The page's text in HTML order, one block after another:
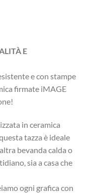
E
e con stampe
firmate iMAGE
in ceramica
tazza è ideale
bevanda calda o
sia a casa che
ogni grafica con